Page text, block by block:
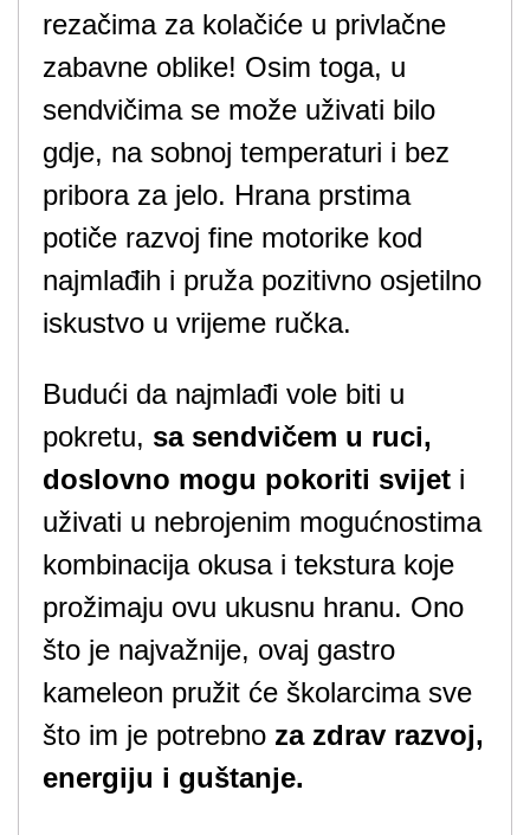
rezačima za kolačiće u privlačne
zabavne oblike! Osim toga, u
sendvičima se može uživati ​​bilo
gdje, na sobnoj temperaturi i bez
pribora za jelo. Hrana prstima
potiče razvoj fine motorike kod
najmlađih i pruža pozitivno osjetilno
iskustvo u vrijeme ručka.
Budući da najmlađi vole biti u
pokretu, sa sendvičem u ruci,
doslovno mogu pokoriti svijet i
uživati u nebrojenim mogućnostima
kombinacija okusa i tekstura koje
prožimaju ovu ukusnu hranu. Ono
što je najvažnije, ovaj gastro
kameleon pružit će školarcima sve
što im je potrebno za zdrav razvoj,
energiju i guštanje.